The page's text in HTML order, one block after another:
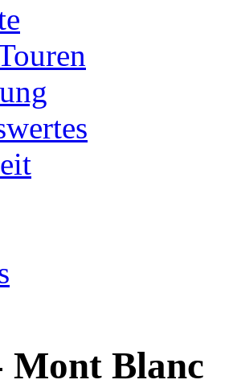
Mont Blanc